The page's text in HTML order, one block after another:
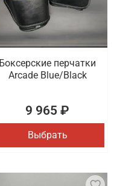
Боксерские перчатки
Arcade Blue/Black
9 965 ₽
Выбрать